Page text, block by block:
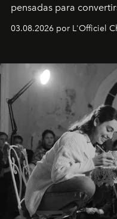
pensadas para
Disponible en Chile
03.08.2026 por L'Officiel